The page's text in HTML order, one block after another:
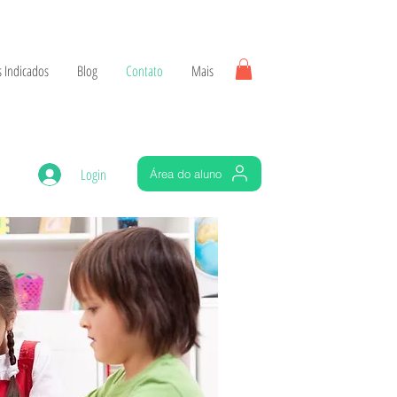
Blog Contato Mais
Login Área do aluno